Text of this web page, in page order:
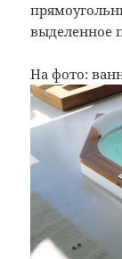
выделенное
На фото: